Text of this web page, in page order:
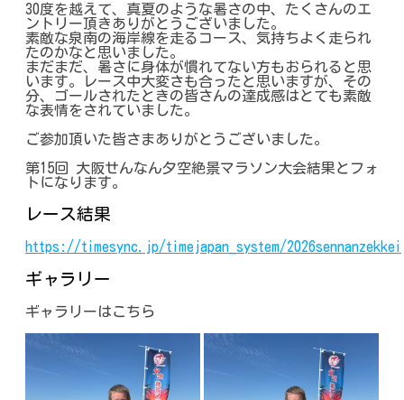
30度を越えて、真夏のような暑さの中、たくさんのエ
ントリー頂きありがとうございました。
素敵な泉南の海岸線を走るコース、気持ちよく走られ
たのかなと思いました。
まだまだ、暑さに身体が慣れてない方もおられると思
います。レース中大変さも合ったと思いますが、その
分、ゴールされたときの皆さんの達成感はとても素敵
な表情をされていました。
ご参加頂いた皆さまありがとうございました。
第15回 大阪せんなん夕空絶景マラソン大会結果とフォ
トになります。
レース結果
https://timesync.jp/timejapan_system/2026sennanzekkei
ギャラリー
ギャラリーはこちら